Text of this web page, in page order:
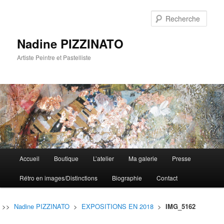
Nadine PIZZINATO
Artiste Peintre et Pastelliste
principal
Aller
au
contenu
Aller
au
contenu
Accueil Boutique L’atelier Ma galerie Presse
Rétro en images/Distinctions Biographie Contact
>> Nadine PIZZINATO > EXPOSITIONS EN 2018 > IMG_5162